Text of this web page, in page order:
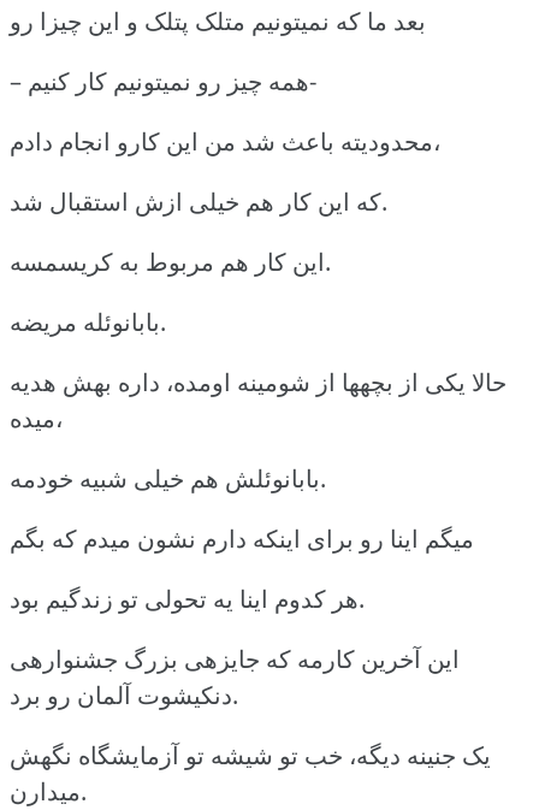
بعد ما که نمیتونیم متلک پتلک و این چیزا رو
– همه چیز رو نمیتونیم کار کنیم-
محدودیته باعث شد من این کارو انجام دادم،
که این کار هم خیلی ازش استقبال شد.
این کار هم مربوط به کریسمسه.
بابانوئله مریضه.
حالا یکی از بچهها از شومینه اومده، داره بهش هدیه
میده،
بابانوئلش هم خیلی شبیه خودمه.
میگم اینا رو برای اینکه دارم نشون میدم که بگم
هر کدوم اینا یه تحولی تو زندگیم بود.
این آخرین کارمه که جایزهی بزرگ جشنوارهی
دنکیشوت آلمان رو برد.
یک جنینه دیگه، خب تو شیشه تو آزمایشگاه نگهش
میدارن.